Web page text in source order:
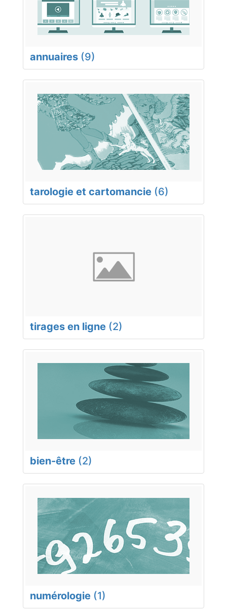
annuaires (9)
tarologie et cartomancie (6)
tirages en ligne (2)
bien-être (2)
numérologie (1)